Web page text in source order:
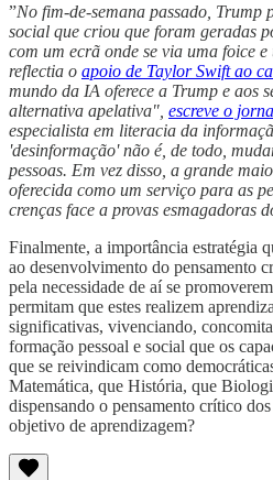
”No fim-de-semana passado, Trump
social que criou que foram geradas
com um ecrã onde se via uma foice
reflectia o apoio de Taylor Swift ao
mundo da IA oferece a Trump e aos
alternativa apelativa", escreve o
especialista em literacia da
'desinformação' não é, de todo,
pessoas. Em vez disso, a grande
oferecida como um serviço para as
crenças face a provas esmagadoras
Finalmente, a importância estratégia
ao desenvolvimento do pensamento
pela necessidade de aí se
permitam que estes realizem
significativas, vivenciando,
formação pessoal e social que os
que se reivindicam como
Matemática, que História, que
dispensando o pensamento crítico
objetivo de aprendizagem?